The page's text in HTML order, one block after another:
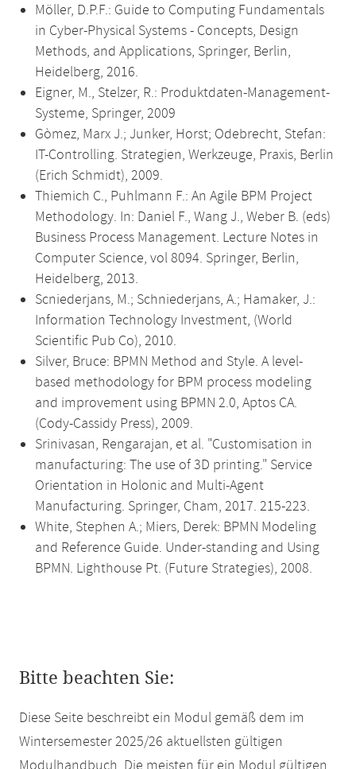
Möller, D.P.F.: Guide to Computing Fundamentals
in Cyber-Physical Systems - Concepts, Design
Methods, and Applications, Springer, Berlin,
Heidelberg, 2016.
Eigner, M., Stelzer, R.: Produktdaten-Management-
Systeme, Springer, 2009
Gòmez, Marx J.; Junker, Horst; Odebrecht, Stefan:
IT-Controlling. Strategien, Werkzeuge, Praxis, Berlin
(Erich Schmidt), 2009.
Thiemich C., Puhlmann F.: An Agile BPM Project
Methodology. In: Daniel F., Wang J., Weber B. (eds)
Business Process Management. Lecture Notes in
Computer Science, vol 8094. Springer, Berlin,
Heidelberg, 2013.
Scniederjans, M.; Schniederjans, A.; Hamaker, J.:
Information Technology Investment, (World
Scientific Pub Co), 2010.
Silver, Bruce: BPMN Method and Style. A level-
based methodology for BPM process modeling
and improvement using BPMN 2.0, Aptos CA.
(Cody-Cassidy Press), 2009.
Srinivasan, Rengarajan, et al. "Customisation in
manufacturing: The use of 3D printing." Service
Orientation in Holonic and Multi-Agent
Manufacturing. Springer, Cham, 2017. 215-223.
White, Stephen A.; Miers, Derek: BPMN Modeling
and Reference Guide. Under-standing and Using
BPMN. Lighthouse Pt. (Future Strategies), 2008.
Bitte beachten Sie:
Diese Seite beschreibt ein Modul gemäß dem im
Wintersemester 2025/26 aktuellsten gültigen